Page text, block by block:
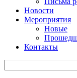
Новости
Мероприятия
Новые
Контакты